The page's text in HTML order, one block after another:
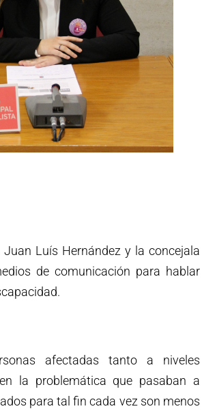
Luís Hernández y la concejala
de comunicación para hablar
afectadas tanto a niveles
la problemática que pasaban a
para tal fin cada vez son menos